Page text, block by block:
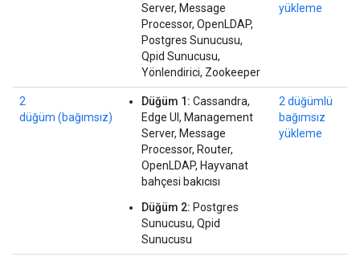
Server, Message
Processor, OpenLDAP,
Postgres Sunucusu,
Qpid Sunucusu,
Yönlendirici, Zookeeper
yükleme
2
düğüm (bağımsız)
Düğüm 1: Cassandra,
Edge UI, Management
Server, Message
Processor, Router,
OpenLDAP, Hayvanat
bahçesi bakıcısı
Düğüm 2: Postgres
Sunucusu, Qpid
Sunucusu
2 düğümlü
bağımsız
yükleme